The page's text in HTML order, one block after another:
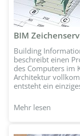
BIM
Building
beschreibt einen
des Computers im
Architektur
entsteht ein
Mehr lesen